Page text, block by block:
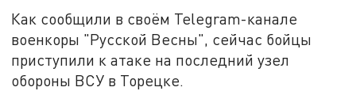
Как сообщили в своём Telegram-канале
военкоры "Русской Весны", сейчас бойцы
приступили к атаке на последний узел
обороны ВСУ в Торецке.